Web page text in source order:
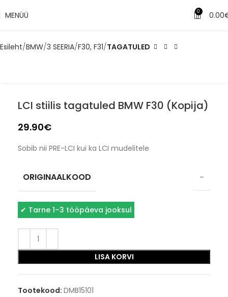
MENÜÜ 0 0.00
Esileht BMW 3 SEERIA F30, F31 TAGATULED
LCI stiilis tagatuled BMW F30 (Kopija)
29.90€
Sobib nii PRE-LCI kui ka LCI mudelitele
ORIGINAALKOOD –
✔ Tarne 1–3 tööpäeva jooksul
LISA KORVI
Tootekood: DMB15101